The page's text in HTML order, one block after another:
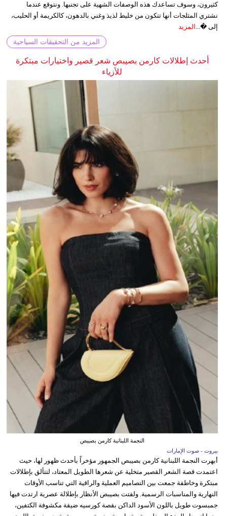
كثيرون، وسوف تساعدك هذه الوصفات الشهية على تجنبها. ونتوقع عندما
نشتري المثلجات أنها تتكون من خليط لذيذ وغني بالدهون، كالكريمة أو الحليب،
إلى �... المزيد
المزيد من التحقيقات السياحية
أحدث إطلالات كارمن بصيبص شعر قصير واختيارات مبتكرة
للأزياء
النجمة اللبنانية كارمن بصيبص
بيروت - صوت الإمارات
أبهرت النجمة اللبنانية كارمن بصيبص الجمهور مؤخراً بأحدث ظهور لها، حيث
اعتمدت قصة الشعر القصير متخلية عن شعرها الطويل المعتاد، لتتألق بإطلالات
مبتكرة وخاطفة جمعت بين التصاميم العملية والراقية التي تناسب الأوقات
النهارية والمناسبات الرسمية. ولفتت بصيبص الأنظار بإطلالة عصرية ارتدت فيها
جمبسوت طويل باللون الأسود الداكن بقصة كورسيه ضيقة مكشوفة الكتفين،